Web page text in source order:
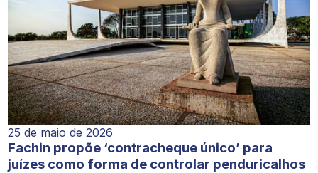
25 de maio de 2026
Fachin propõe ‘contracheque único’ para
juízes como forma de controlar penduricalhos